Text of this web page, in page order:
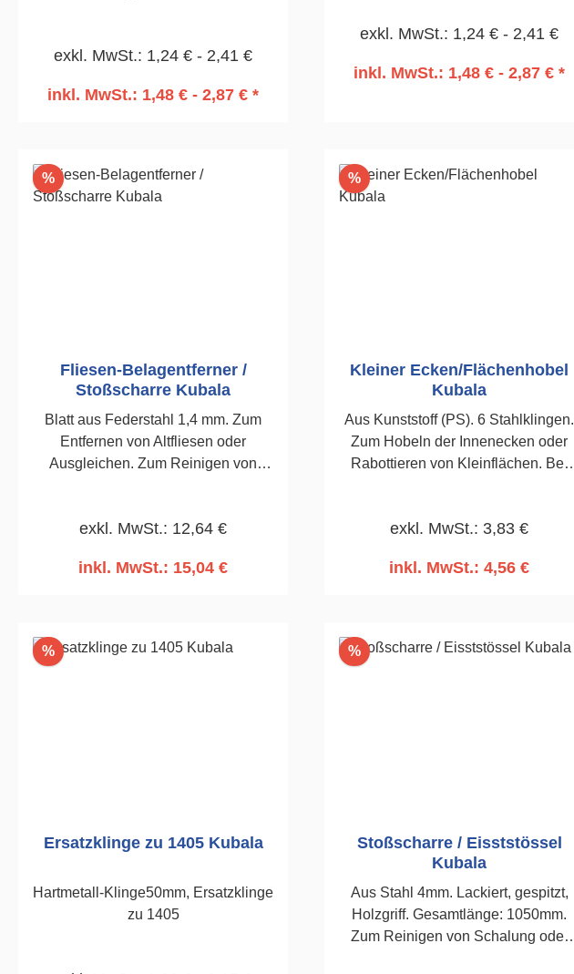
exkl. MwSt.: 1,24 € - 2,41 €
inkl. MwSt.: 1,48 € - 2,87 € *
exkl. MwSt.: 1,24 € - 2,41 €
inkl. MwSt.: 1,48 € - 2,87 € *
%Rabatt
Fliesen-Belagentferner /
Stoßscharre Kubala
Blatt aus Federstahl 1,4 mm. Zum
Entfernen von Altfliesen oder
Ausgleichen. Zum Reinigen von
exkl. MwSt.: 12,64 €
inkl. MwSt.: 15,04 €
%Rabatt
Kleiner Ecken/Flächenhobel
Kubala
Aus Kunststoff (PS). 6 Stahlklingen.
Zum Hobeln der Innenecken oder
Rabottieren von Kleinflächen. Bei
exkl. MwSt.: 3,83 €
inkl. MwSt.: 4,56 €
%Rabatt
Ersatzklinge zu 1405 Kubala
Hartmetall-Klinge50mm, Ersatzklinge
zu 1405
%Rabatt
Stoßscharre / Eisststössel
Kubala
Aus Stahl 4mm. Lackiert, gespitzt,
Holzgriff. Gesamtlänge: 1050mm.
Zum Reinigen von Schalung oder